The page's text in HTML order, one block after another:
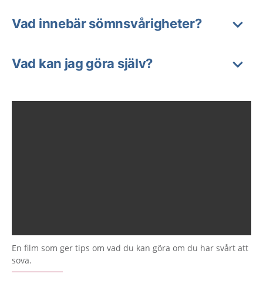
Vad innebär sömnsvårigheter?
Vad kan jag göra själv?
En film som ger tips om vad du kan göra om du har svårt att
sova.